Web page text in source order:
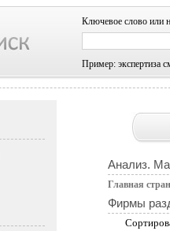
Ключевое слово или
Пример: экспертиза
Анализ.
Главная
Фирмы